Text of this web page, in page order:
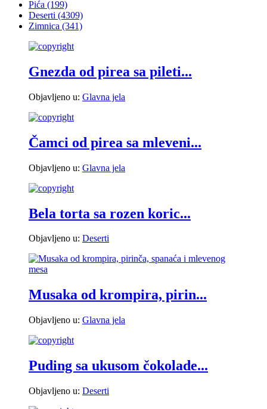
Pića (199)
Deserti (4309)
Zimnica (341)
Gnezda od pirea sa pileti...
Objavljeno u: Glavna jela
Čamci od pirea sa mleveni...
Objavljeno u: Glavna jela
Bela torta sa rozen koric...
Objavljeno u: Deserti
Musaka od krompira, pirin...
Objavljeno u: Glavna jela
Puding sa ukusom čokolade...
Objavljeno u: Deserti